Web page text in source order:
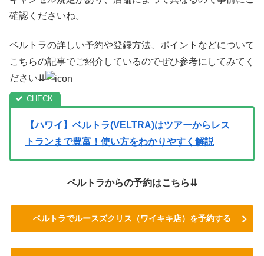
確認くださいね。
ベルトラの詳しい予約や登録方法、ポイントなどについて
こちらの記事でご紹介しているのでぜひ参考にしてみてく
ださい⇊
【ハワイ】ベルトラ(VELTRA)はツアーからレス
トランまで豊富！使い方をわかりやすく解説
ベルトラからの予約はこちら⇊
ベルトラでルースズクリス（ワイキキ店）を予約する